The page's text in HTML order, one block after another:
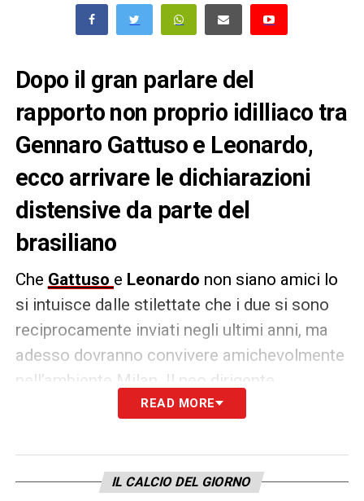
Dopo il gran parlare del
rapporto non proprio idilliaco tra
Gennaro Gattuso e Leonardo,
ecco arrivare le dichiarazioni
distensive da parte del
brasiliano
Che Gattuso e Leonardo non siano amici lo
si intuisce dalle stilettate che i due si sono
reciprocamente inviati negli ultimi anni, ma
adesso dovranno convivere amichevolmente
nell’ambiente Milan. Il neo dirigente
rossonero ha parlato anche di Ringhio ai
concessa poco fa:«Ci conosciamo da tanti
anni ed i contatti, tra di noi, sono continui.
READ MORE
IL CALCIO DEL GIORNO